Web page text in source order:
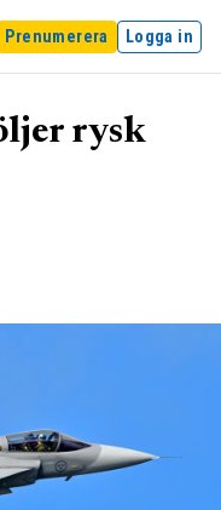
Prenumerera Logga in
rysk